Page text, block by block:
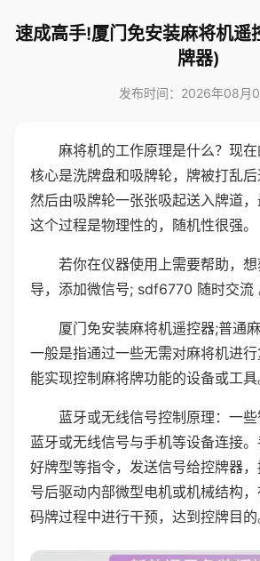
速成高手!厦门免安装麻将机遥
牌器)
发布时间：2026年08月
麻将机的工作原理是什么？现
核心是洗牌盘和吸牌轮，牌被打乱后
然后由吸牌轮一张张吸起送入牌道，
这个过程是物理性的，随机性很强。
若你在仪器使用上需要帮助，
导，添加微信号; sdf6770 随时交流
厦门免安装麻将机遥控器;普通
一般是指通过一些无需对麻将机进
能实现控制麻将牌功能的设备或工具
蓝牙或无线信号控制原理：一
蓝牙或无线信号与手机等设备连接
好牌型等指令，发送信号给控牌器
号后驱动内部微型电机或机械结构，
码牌过程中进行干预，达到控牌目的